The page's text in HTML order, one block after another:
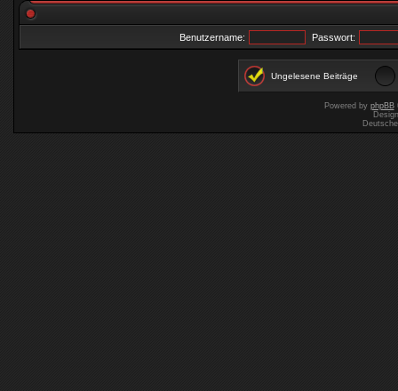
Benutzername: Passwort:
Ungelesene Beiträge
Powered by phpBB